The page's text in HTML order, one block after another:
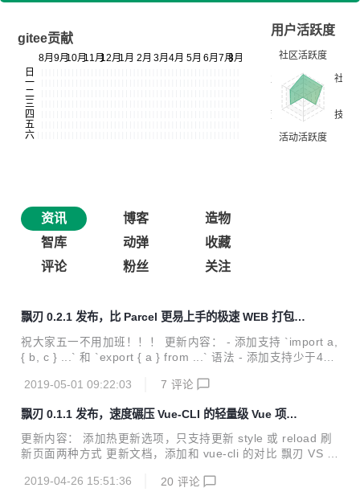
gitee贡献
用户活跃度
资讯 博客
造物
智库
动弹
收藏
评论
粉丝 关注
飘刃 0.2.1 发布，比 Parcel 更易上手的极速 WEB 打包工
具
祝大家五一不用加班！！！ 更新内容： - 添加支持 `import a,
{ b, c } ...` 和 `export { a } from ...` 语法 - 添加支持少于4k
贝到相应的静态文件夹的功能 - 添加 html2VueRender 选
e render 函数 - 解决 sass 使用 `@import` 导入路径问题 -
添加支持 rollup 插件的 `resolveId` 方法 - 优化项目文件结构
飘刃 v0.2.1 是个较...
2019-05-01 09:22:03 7 评论
飘刃 0.1.1 发布，速度碾压 Vue-CLI 的轻量级 Vue 项目
构建工具
更新内容： 添加热更新选项，只支持更新 style 或 reload 刷
新页面两种方式 更新文档，添加和 vue-cli 的对比 飘刃 VS V
版 i5 8G 64位 联通4G热点 30多个组件的小型 Vue 项目 飘刃
2019-04-26 15:51:36 20 评论